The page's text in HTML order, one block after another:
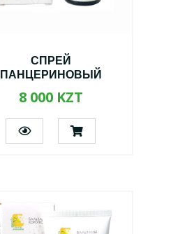
СПРЕЙ
ПАНЦЕРИНОВЫЙ
8 000 KZT